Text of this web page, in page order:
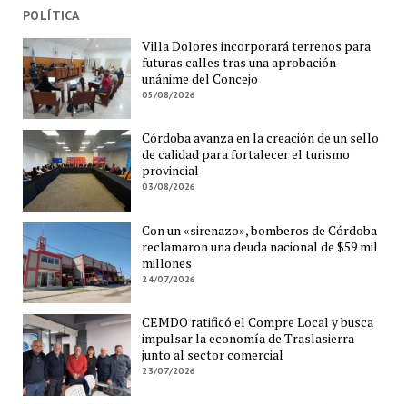
POLÍTICA
Villa Dolores incorporará terrenos para
futuras calles tras una aprobación
unánime del Concejo
05/08/2026
Córdoba avanza en la creación de un sello
de calidad para fortalecer el turismo
provincial
03/08/2026
Con un «sirenazo», bomberos de Córdoba
reclamaron una deuda nacional de $59 mil
millones
24/07/2026
CEMDO ratificó el Compre Local y busca
impulsar la economía de Traslasierra
junto al sector comercial
23/07/2026